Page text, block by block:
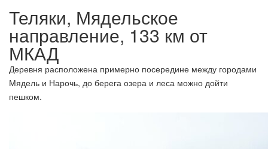
Теляки, Мядельское
направление, 133 км от
МКАД
Деревня расположена примерно посередине между городами
Мядель и Нарочь, до берега озера и леса можно дойти
пешком.